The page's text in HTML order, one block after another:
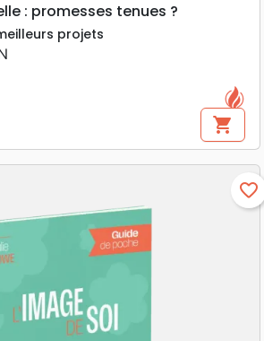
: promesses tenues ?
projets
shopping_cart
favorite_border